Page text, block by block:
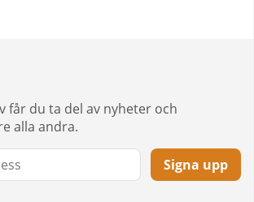
får du ta del av nyheter och
alla andra.
Signa upp